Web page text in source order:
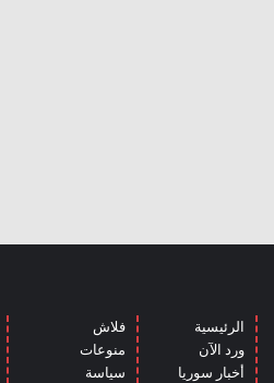
الرئيسية
ورد الآن
أخبار سوريا
فلاش
منوعات
سياسة